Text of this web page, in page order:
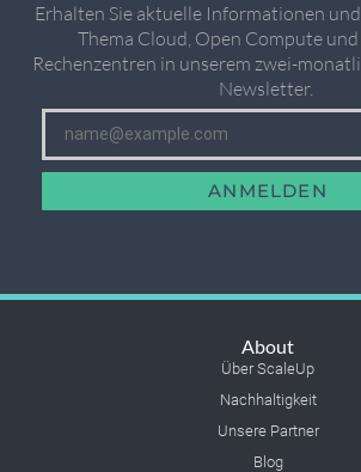
Erhalten Sie aktuelle Informationen
Thema Cloud, Open Compute
Rechenzentren in unserem zwei-
Newsletter. ​
ANMELDEN
About
Über ScaleUp
Nachhaltigkeit
Unsere Partner
Blog